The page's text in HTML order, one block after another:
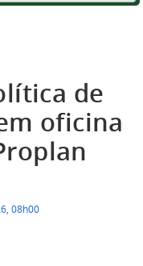
de
oficina
08h00